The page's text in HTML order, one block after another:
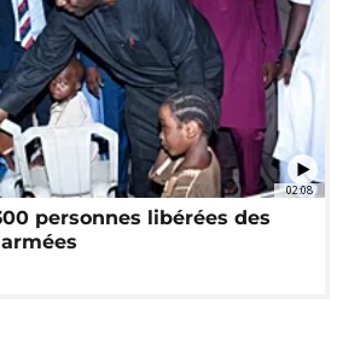
02:08
personnes libérées des